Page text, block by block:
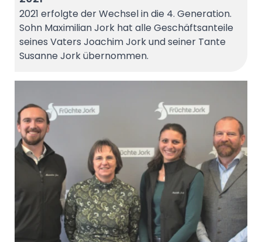
2021 erfolgte der Wechsel in die 4. Generation.
Sohn Maximilian Jork hat alle Geschäftsanteile
seines Vaters Joachim Jork und seiner Tante
Susanne Jork übernommen.